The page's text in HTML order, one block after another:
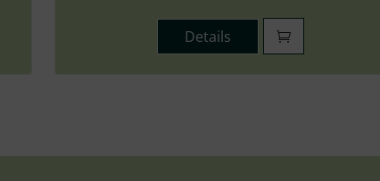
Details